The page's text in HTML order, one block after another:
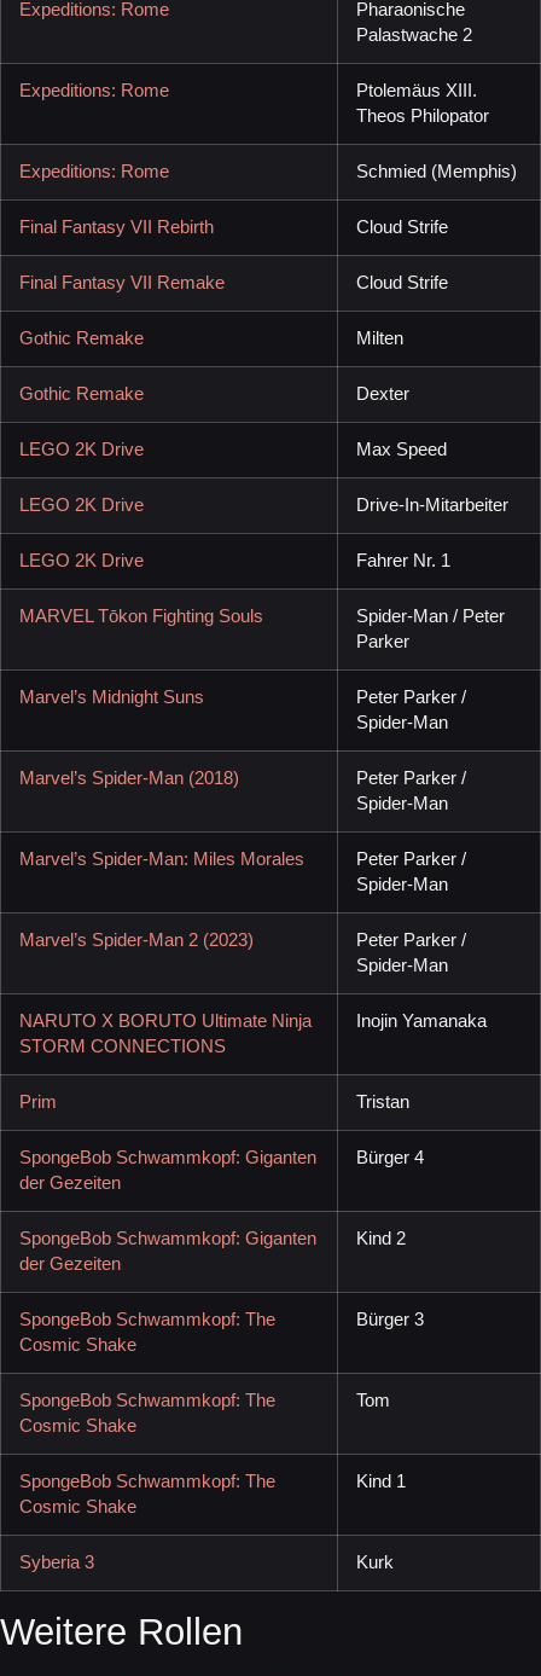
Expeditions: Rome
Pharaonische
Palastwache 2
Expeditions: Rome
Ptolemäus XIII.
Theos Philopator
Expeditions: Rome Schmied (Memphis)
Final Fantasy VII Rebirth Cloud Strife
Final Fantasy VII Remake Cloud Strife
Gothic Remake Milten
Gothic Remake Dexter
LEGO 2K Drive Max Speed
LEGO 2K Drive Drive-In-Mitarbeiter
LEGO 2K Drive Fahrer Nr. 1
MARVEL Tōkon Fighting Souls
Spider-Man / Peter
Parker
Marvel’s Midnight Suns
Peter Parker /
Spider-Man
Marvel’s Spider-Man (2018)
Peter Parker /
Spider-Man
Marvel’s Spider-Man: Miles Morales
Peter Parker /
Spider-Man
Marvel’s Spider-Man 2 (2023)
Peter Parker /
Spider-Man
NARUTO X BORUTO Ultimate Ninja
STORM CONNECTIONS
Inojin Yamanaka
Prim Tristan
SpongeBob Schwammkopf: Giganten
der Gezeiten
Bürger 4
SpongeBob Schwammkopf: Giganten
der Gezeiten
Kind 2
SpongeBob Schwammkopf: The
Cosmic Shake
Bürger 3
SpongeBob Schwammkopf: The
Cosmic Shake
Tom
SpongeBob Schwammkopf: The
Cosmic Shake
Kind 1
Syberia 3 Kurk
Weitere Rollen